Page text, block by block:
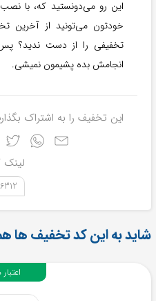
این رو می‌دونستید که، با
خودتون می‌تونید از آخرین
تخفیفی را از دست ندید؟
انجامش بده پشیمون نمیشی.
این تخفیف را به اشتراک
لینک
شاید به این کد تخفیف ها